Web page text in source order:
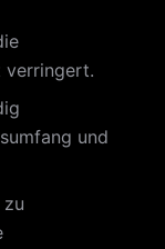
verringert.
und